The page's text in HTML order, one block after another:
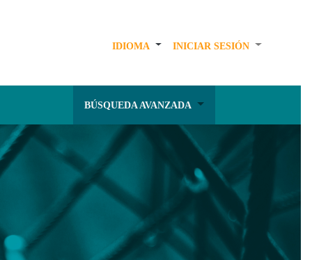
IDIOMA INICIAR SESIÓN
BÚSQUEDA AVANZADA